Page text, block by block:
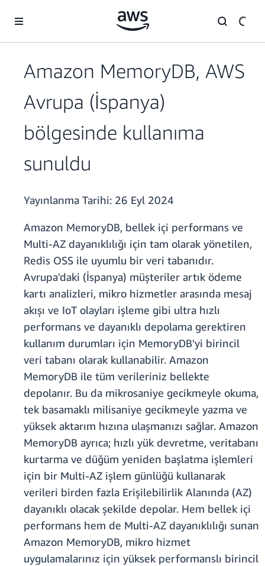
Amazon MemoryDB, AWS
Avrupa (İspanya)
bölgesinde kullanıma
sunuldu
Yayınlanma Tarihi: 26 Eyl 2024
Amazon MemoryDB, bellek içi performans ve
Multi-AZ dayanıklılığı için tam olarak yönetilen,
Redis OSS ile uyumlu bir veri tabanıdır.
Avrupa'daki (İspanya) müşteriler artık ödeme
kartı analizleri, mikro hizmetler arasında mesaj
akışı ve IoT olayları işleme gibi ultra hızlı
performans ve dayanıklı depolama gerektiren
kullanım durumları için MemoryDB'yi birincil
veri tabanı olarak kullanabilir. Amazon
MemoryDB ile tüm verileriniz bellekte
depolanır. Bu da mikrosaniye gecikmeyle okuma,
tek basamaklı milisaniye gecikmeyle yazma ve
yüksek aktarım hızına ulaşmanızı sağlar. Amazon
MemoryDB ayrıca; hızlı yük devretme, veritabanı
kurtarma ve düğüm yeniden başlatma işlemleri
için bir Multi-AZ işlem günlüğü kullanarak
verileri birden fazla Erişilebilirlik Alanında (AZ)
dayanıklı olacak şekilde depolar. Hem bellek içi
performans hem de Multi-AZ dayanıklılığı sunan
Amazon MemoryDB, mikro hizmet
uygulamalarınız için yüksek performanslı birincil